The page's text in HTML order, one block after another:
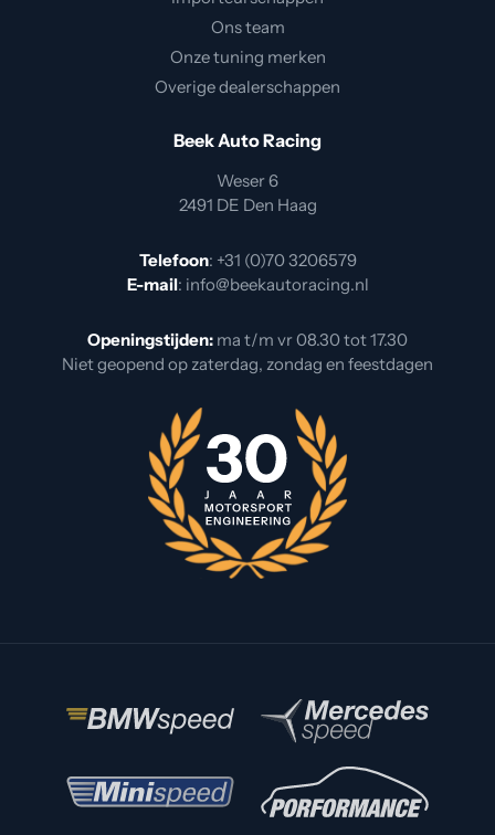
Ons team
Onze tuning merken
Overige dealerschappen
Beek Auto Racing
Weser 6
2491 DE Den Haag
Telefoon: +31 (0)70 3206579
E-mail: info@beekautoracing.nl
Openingstijden: ma t/m vr 08.30 tot 17.30
Niet geopend op zaterdag, zondag en feestdagen